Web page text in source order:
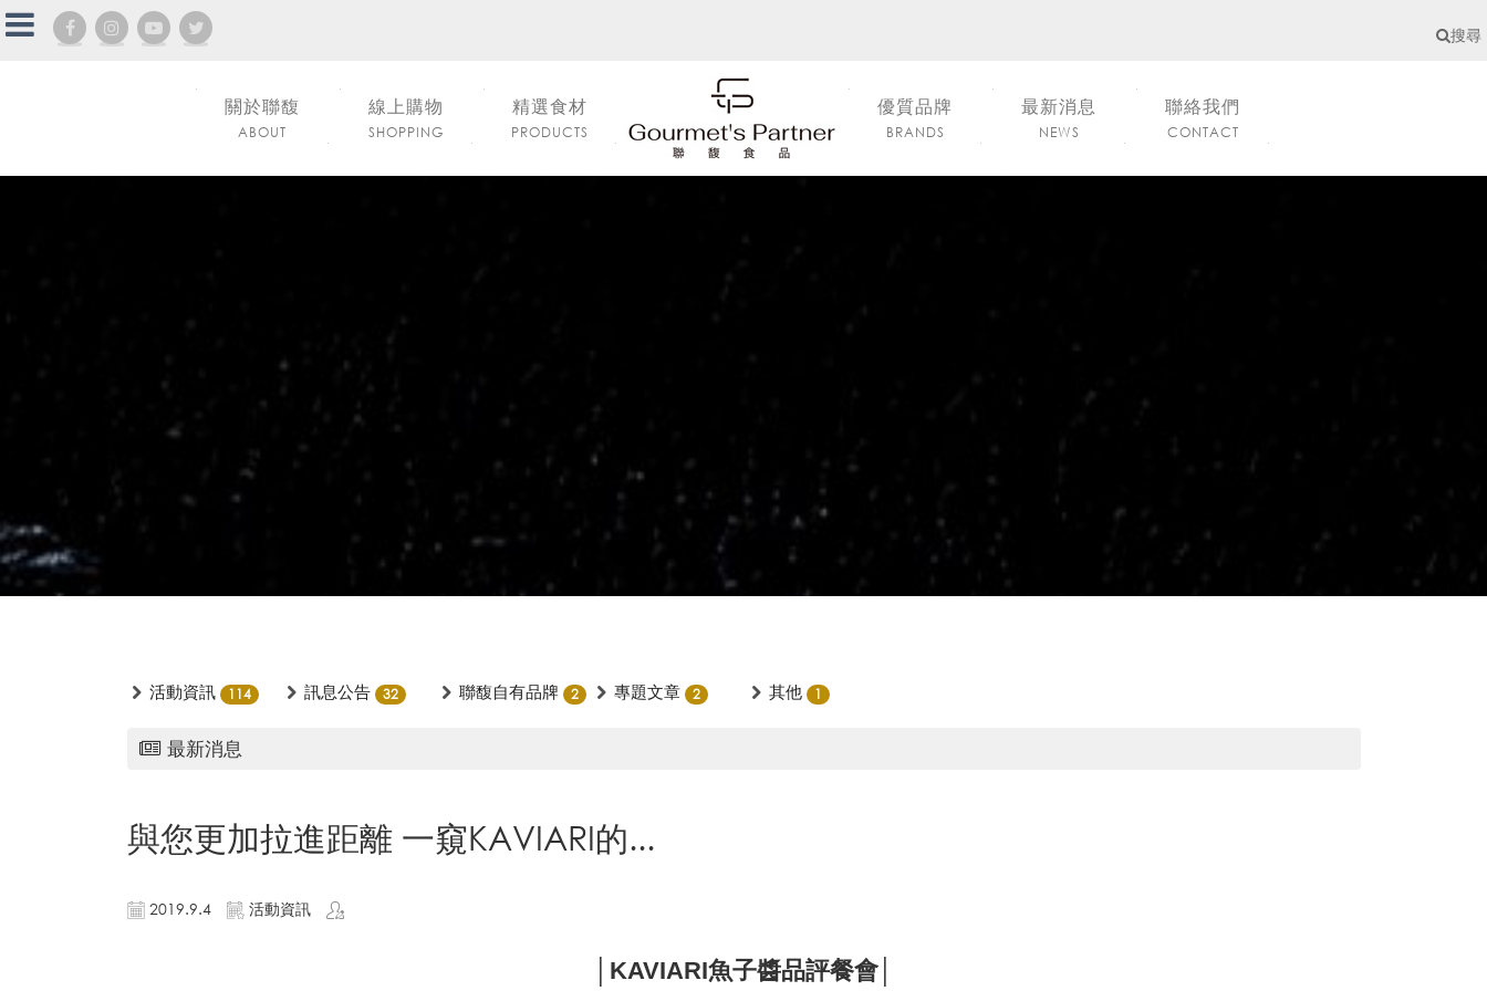
搜尋
關於聯馥
ABOUT
線上購物
SHOPPING
精選食材
PRODUCTS
優質品牌
BRANDS
最新消息
NEWS
聯絡我們
CONTACT
活動資訊 114 訊息公告 32 聯馥自有品牌 2 專題文章 2 其他 1
最新消息
與您更加拉進距離 一窺KAVIARI的...
2019.9.4 活動資訊
│KAVIARI魚子醬品評餐會│